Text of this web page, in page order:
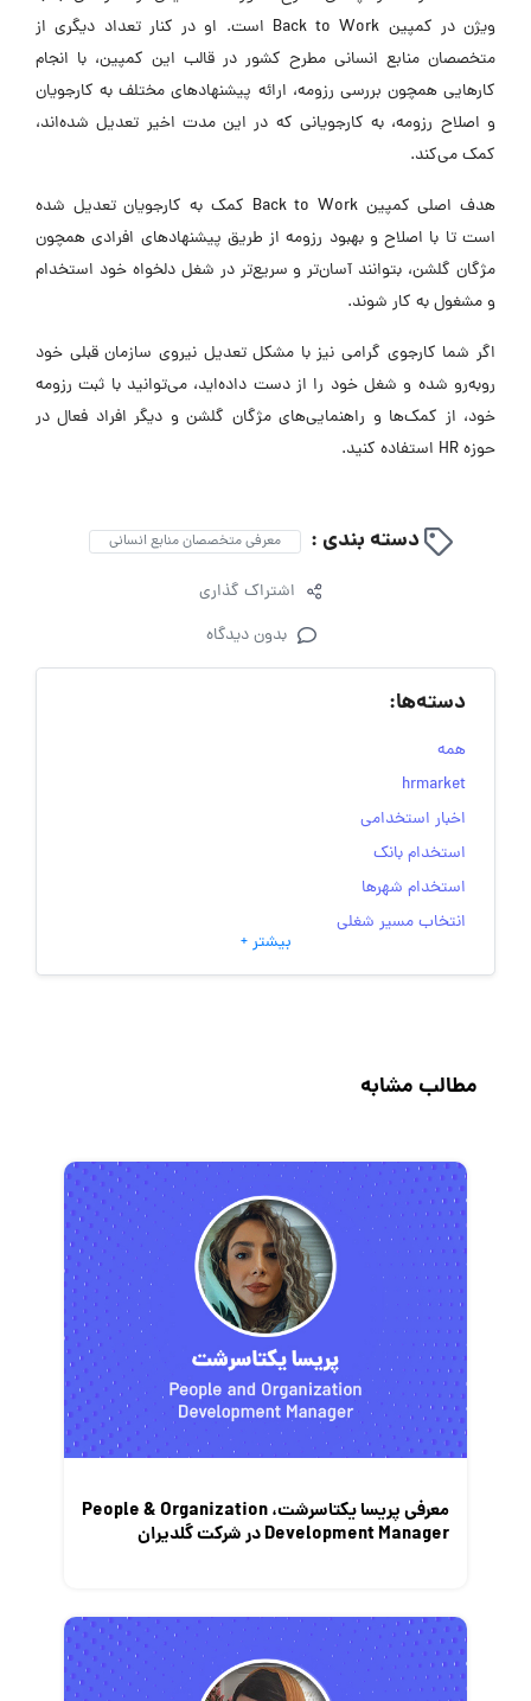
ویژن در کمپین Back to Work است. او در کنار تعداد دیگری از
متخصصان منابع انسانی مطرح کشور در قالب این کمپین، با انجام
کارهایی همچون بررسی رزومه، ارائه پیشنهادهای مختلف به کارجویان
و اصلاح رزومه، به کارجویانی که در این مدت اخیر تعدیل شده‌اند،
کمک می‌کند.
هدف اصلی کمپین Back to Work کمک به کارجویان تعدیل شده
است تا با اصلاح و بهبود رزومه از طریق پیشنهادهای افرادی همچون
مژگان گلشن، بتوانند آسان‌تر و سریع‌تر در شغل دلخواه خود استخدام
و مشغول به کار شوند.
اگر شما کارجوی گرامی نیز با مشکل تعدیل نیروی سازمان قبلی خود
روبه‌رو شده و شغل خود را از دست داده‌اید، می‌توانید با ثبت رزومه
خود، از کمک‌ها و راهنمایی‌های مژگان گلشن و دیگر افراد فعال در
حوزه HR استفاده کنید.
دسته بندی : معرفی متخصصان منابع انسانی
اشتراک گذاری
بدون دیدگاه
دسته‌ها:
همه
hrmarket
اخبار استخدامی
استخدام بانک
استخدام شهرها
انتخاب مسیر شغلی
به‌روزرسانی‌های سایت (کارجویی)
رزومه
فریلنسر
قانون کار
کارفرمایان
گزارش‌های آماری
مصاحبه شغلی
معرفی شرکت ها
معرفی متخصصان منابع انسانی
معرفی مشاغل
نمایشگاه کار
بیشتر +
مطالب مشابه
معرفی پریسا یکتاسرشت، People & Organization
Development Manager در شرکت گلدیران